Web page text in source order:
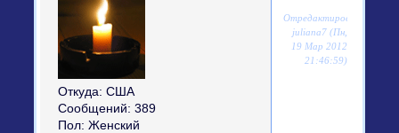
Откуда: США
Сообщений: 389
Пол: Женский
Отредактировано
juliana7 (Пн,
19 Мар 2012
21:46:59)